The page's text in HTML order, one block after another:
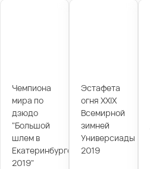
Чемпиона
мира по
дзюдо
"Большой
шлем в
Екатеринбурге
2019"
Эстафета
огня XXIX
Всемирной
зимней
Универсиады
2019